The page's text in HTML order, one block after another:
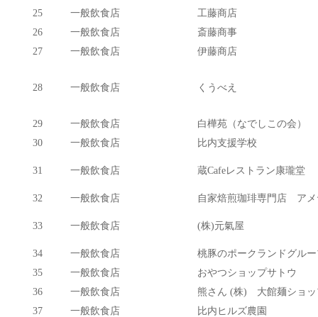
25
一般飲食店
工藤商店
26
一般飲食店
斎藤商事
27
一般飲食店 伊藤商店
28 一般飲食店 くうべえ
29 一般飲食店
白樺苑（なでしこの会）
30
一般飲食店 比内支援学校
31 一般飲食店 蔵Cafeレストラン康瓏堂
32 一般飲食店 自家焙煎珈琲専門店 アメ
33 一般飲食店 (株)元氣屋
34 一般飲食店
桃豚のポークランドグル
35
一般飲食店
おやつショップサトウ
36
一般飲食店
熊さん (株) 大館麺ショッ
37
一般飲食店
比内ヒルズ農園